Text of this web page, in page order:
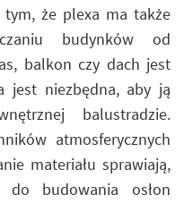
że plexa ma także
budynków od
balkon czy dach jest
jest niezbędna, aby ją
balustradzie.
atmosferycznych
materiału sprawiają,
budowania osłon